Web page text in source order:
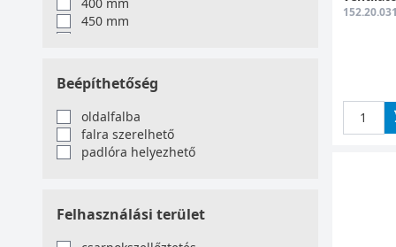
0.55 kW
0.75 kW
0.055 kW
0.085 kW
0.185 kW
0.255 kW
450 mm
600 mm
700 mm
720 mm
750 mm
1000 mm
1380 mm
Beépíthetőség
oldalfalba
falra szerelhető
padlóra helyezhető
Felhasználási terület
152.20.031